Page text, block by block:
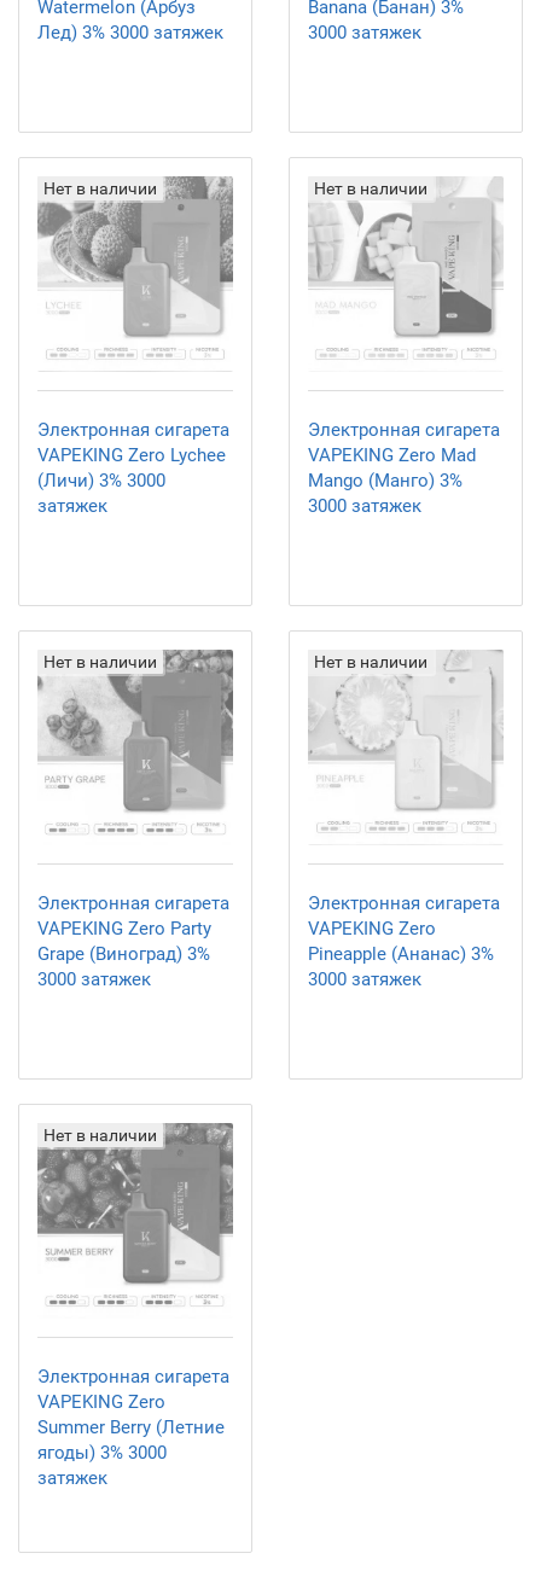
Watermelon (Арбуз
Лед) 3% 3000 затяжек
Banana (Банан) 3%
3000 затяжек
Нет в наличии
Электронная сигарета
VAPEKING Zero Lychee
(Личи) 3% 3000
затяжек
Нет в наличии
Электронная сигарета
VAPEKING Zero Mad
Mango (Манго) 3%
3000 затяжек
Нет в наличии
Электронная сигарета
VAPEKING Zero Party
Grape (Виноград) 3%
3000 затяжек
Нет в наличии
Электронная сигарета
VAPEKING Zero
Pineapple (Ананас) 3%
3000 затяжек
Нет в наличии
Электронная сигарета
VAPEKING Zero
Summer Berry (Летние
ягоды) 3% 3000
затяжек